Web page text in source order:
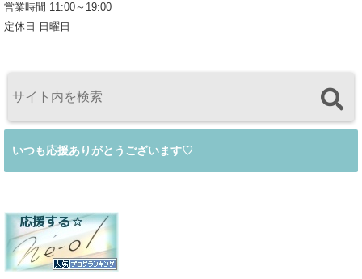
営業時間 11:00～19:00
定休日 日曜日
いつも応援ありがとうございます♡